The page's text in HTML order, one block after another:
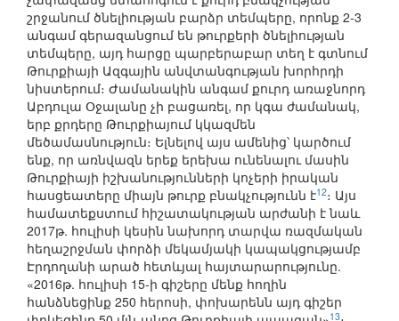
շրջանում ծնելիության բարձր տեմպերը, որոնք 2-3
անգամ գերազանցում են թուրքերի ծնելիության
տեմպերը, այդ հարցը պարբերաբար տեղ է գտնում
Թուրքիայի Ազգային անվտանգության խորհրդի
նիստերում։ Ժամանակին անգամ քուրդ առաջնորդ
Աբդուլա Օջալանը չի բացառել, որ կգա ժամանակ,
երբ քրդերը Թուրքիայում կկազմեն
մեծամասնություն։ Ելնելով այս ամենից՝ կարծում
ենք, որ առնվազն երեք երեխա ունենալու մասին
Թուրքիայի իշխանությունների կոչերի իրական
հասցեատերը միայն թուրք բնակչությունն է12։ Այս
համատեքստում հիշատակության արժանի է նաև
2017թ. հուլիսի կեսին նախորդ տարվա ռազմական
հեղաշրջման փորձի մեկամյակի կապակցությամբ
Էրդողանի արած հետևյալ հայտարարությունը.
«2016թ. հուլիսի 15-ի գիշերը մենք հողին
հանձնեցինք 250 հերոսի, փոխարենն այդ գիշեր
13